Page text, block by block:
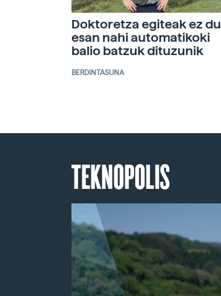
Doktoretza egiteak ez du
esan nahi automatikoki
balio batzuk dituzunik
BERDINTASUNA
TEKNOPOLIS